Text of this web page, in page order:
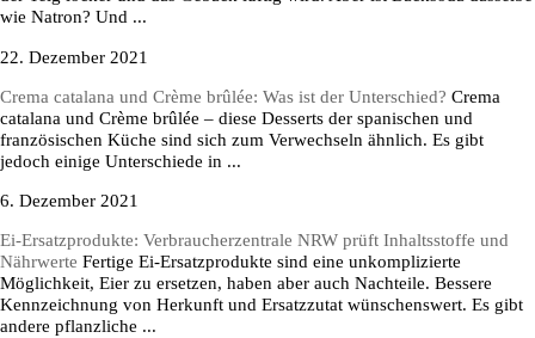
wie Natron? Und ...
22. Dezember 2021
Crema catalana und Crème brûlée: Was ist der Unterschied? Crema
catalana und Crème brûlée – diese Desserts der spanischen und
französischen Küche sind sich zum Verwechseln ähnlich. Es gibt
jedoch einige Unterschiede in ...
6. Dezember 2021
Ei-Ersatzprodukte: Verbraucherzentrale NRW prüft Inhaltsstoffe und
Nährwerte Fertige Ei-Ersatzprodukte sind eine unkomplizierte
Möglichkeit, Eier zu ersetzen, haben aber auch Nachteile. Bessere
Kennzeichnung von Herkunft und Ersatzzutat wünschenswert. Es gibt
andere pflanzliche ...